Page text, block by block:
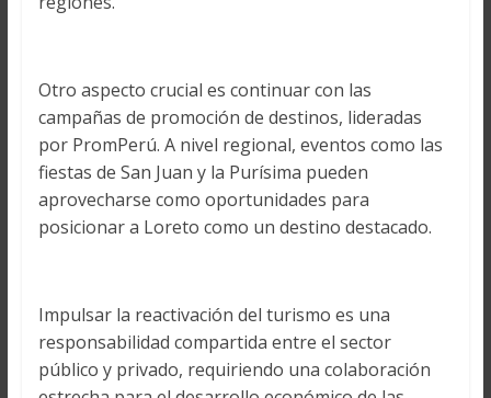
Otro aspecto crucial es continuar con las
campañas de promoción de destinos, lideradas
por PromPerú. A nivel regional, eventos como las
fiestas de San Juan y la Purísima pueden
aprovecharse como oportunidades para
posicionar a Loreto como un destino destacado.
Impulsar la reactivación del turismo es una
responsabilidad compartida entre el sector
público y privado, requiriendo una colaboración